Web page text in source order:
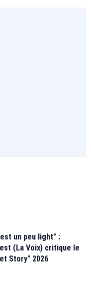
un peu light" :
(La Voix) critique le
Story" 2026